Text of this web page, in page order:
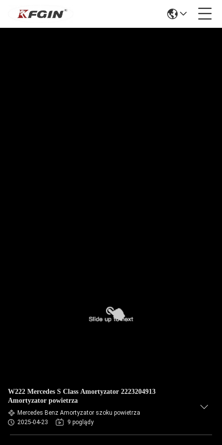
W222 Mercedes S Class Amortyzator 2223204913
Amortyzator powietrza
Mercedes Benz Amortyzator szoku powietrza
2025-04-23
9 poglądy